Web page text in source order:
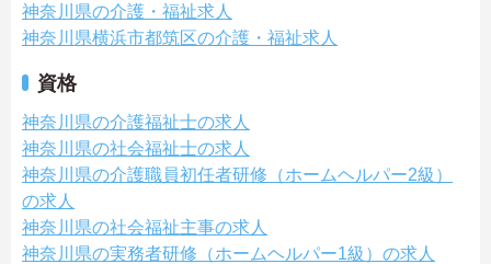
神奈川県の介護・福祉求人
神奈川県横浜市都筑区の介護・福祉求人
資格
神奈川県の介護福祉士の求人
神奈川県の社会福祉士の求人
神奈川県の介護職員初任者研修（ホームヘルパー2級）
の求人
神奈川県の社会福祉主事の求人
神奈川県の実務者研修（ホームヘルパー1級）の求人